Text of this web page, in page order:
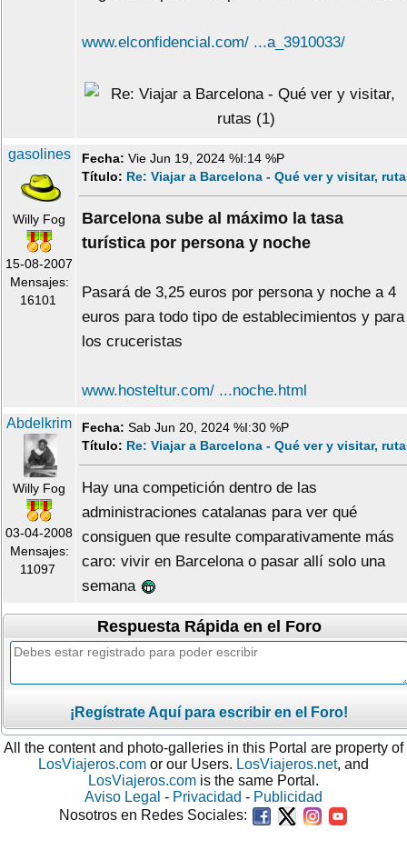
www.elconfidencial.com/ ...a_3910033/
gasolines
Willy Fog
15-08-2007
Mensajes:
16101
Fecha: Vie Jun 19, 2024 %I:14 %P
Título: Re: Viajar a Barcelona - Qué ver y visitar,
Barcelona sube al máximo la tasa
turística por persona y noche
Pasará de 3,25 euros por persona y noche a 4
euros para todo tipo de establecimientos y para
los cruceristas
www.hosteltur.com/ ...noche.html
Abdelkrim
Willy Fog
03-04-2008
Mensajes:
11097
Fecha: Sab Jun 20, 2024 %I:30 %P
Título: Re: Viajar a Barcelona - Qué ver y visitar,
Hay una competición dentro de las
administraciones catalanas para ver qué
consiguen que resulte comparativamente más
caro: vivir en Barcelona o pasar allí solo una
semana
Respuesta Rápida en el Foro
¡Regístrate Aquí para escribir en el Foro!
All the content and photo-galleries in this Portal are property of
LosViajeros.com or our Users. LosViajeros.net, and
LosViajeros.com is the same Portal.
Aviso Legal - Privacidad - Publicidad
Nosotros en Redes Sociales: